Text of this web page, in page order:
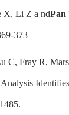
X, Li Z a ndPan
373
Fray R,